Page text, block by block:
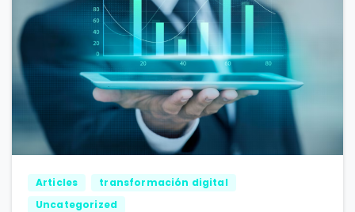
Articles
transformación digital
Uncategorized